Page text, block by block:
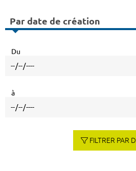
Par date de création
Du
à
FILTRER PAR